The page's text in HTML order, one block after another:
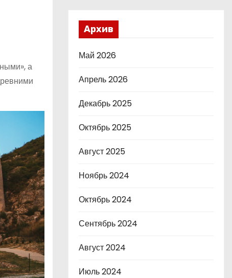
а
Архив
Май 2026
Апрель 2026
Декабрь 2025
Октябрь 2025
Август 2025
Ноябрь 2024
Октябрь 2024
Сентябрь 2024
Август 2024
Июль 2024